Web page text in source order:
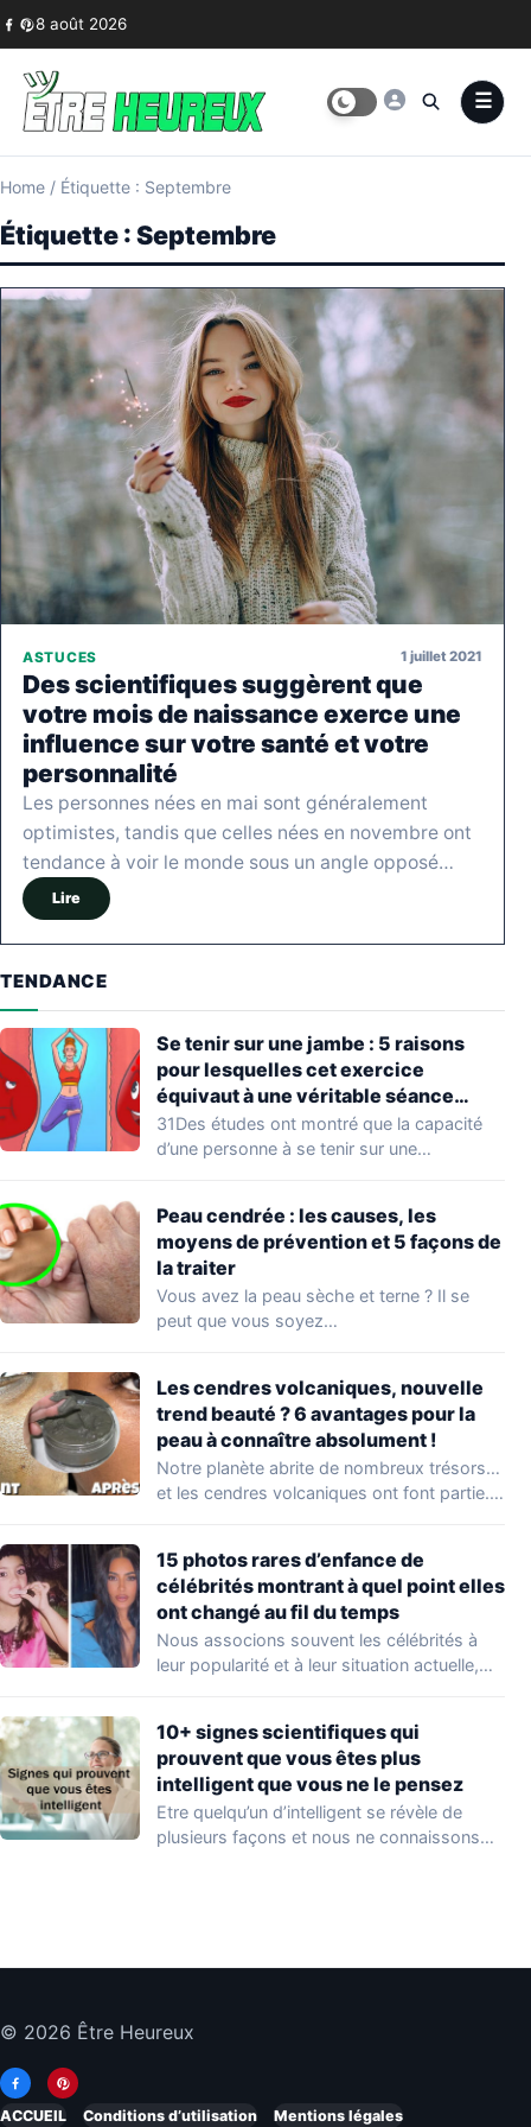
Skip to content
8 août 2026
Home / Étiquette : Septembre
Étiquette :Septembre
ASTUCES 1 juillet 2021
Des scientifiques suggèrent que
votre mois de naissance exerce une
influence sur votre santé et votre
personnalité
Les personnes nées en mai sont généralement
optimistes, tandis que celles nées en novembre ont
tendance à voir le monde sous un angle opposé…
Lire
TENDANCE
Se tenir sur une jambe : 5 raisons
pour lesquelles cet exercice
équivaut à une véritable séance
d’entraînement
31Des études ont montré que la capacité
d’une personne à se tenir sur une…
Peau cendrée : les causes, les
moyens de prévention et 5 façons de
la traiter
Vous avez la peau sèche et terne ? Il se
peut que vous soyez…
Les cendres volcaniques, nouvelle
trend beauté ? 6 avantages pour la
peau à connaître absolument !
Notre planète abrite de nombreux trésors…
et les cendres volcaniques ont font partie.
15 photos rares d’enfance de
célébrités montrant à quel point elles
ont changé au fil du temps
Nous associons souvent les célébrités à
leur popularité et à leur situation actuelle,
10+ signes scientifiques qui
prouvent que vous êtes plus
intelligent que vous ne le pensez
Etre quelqu’un d’intelligent se révèle de
plusieurs façons et nous ne connaissons
© 2026 Être Heureux
ACCUEIL Conditions d’utilisation Mentions légales